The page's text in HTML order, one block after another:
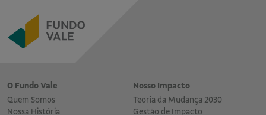
O Fundo Vale
Quem Somos
Nossa História
Nosso Impacto
Teoria da Mudança 2030
Gestão de Impacto